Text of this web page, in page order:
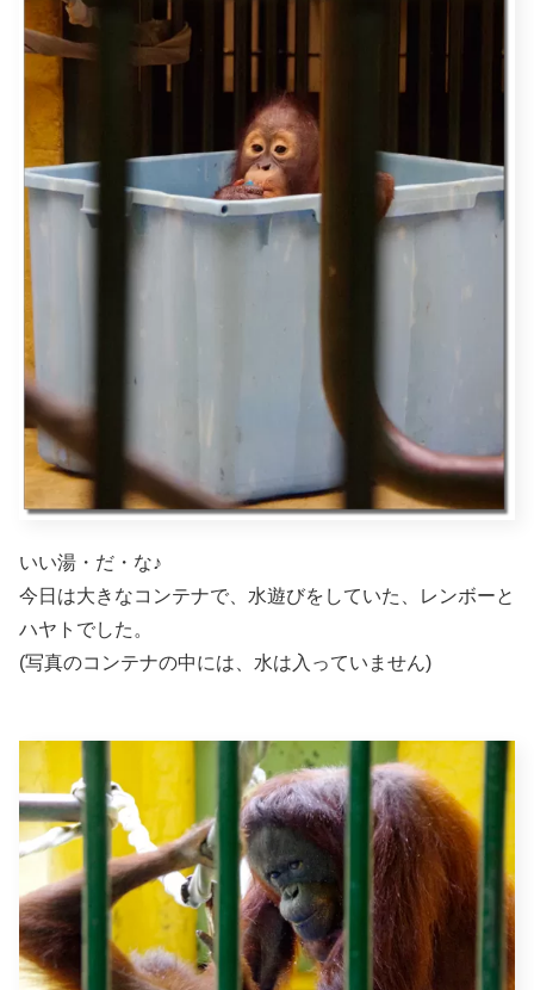
いい湯・だ・な♪
今日は大きなコンテナで、水遊びをしていた、レンボーと
ハヤトでした。
(写真のコンテナの中には、水は入っていません)